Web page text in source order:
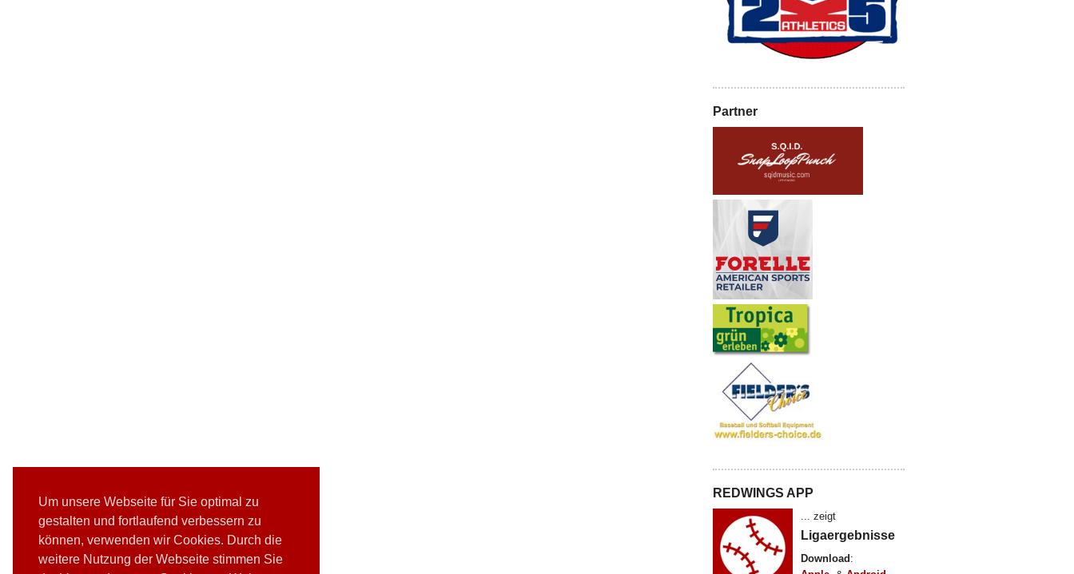
Um unsere Webseite für Sie optimal zu
gestalten und fortlaufend verbessern zu
können, verwenden wir Cookies. Durch die
weitere Nutzung der Webseite stimmen Sie
Partner
REDWINGS APP
... zeigt
Ligaergebnisse
Download :